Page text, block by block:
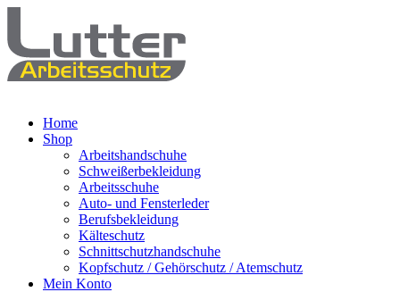
Home
Shop
Arbeitshandschuhe
Schweißerbekleidung
Arbeitsschuhe
Auto- und Fensterleder
Berufsbekleidung
Kälteschutz
Schnittschutzhandschuhe
Kopfschutz / Gehörschutz / Atemschutz
Mein Konto